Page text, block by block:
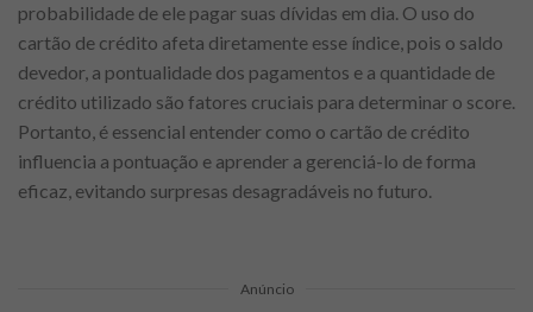
probabilidade de ele pagar suas dívidas em dia. O uso do
cartão de crédito afeta diretamente esse índice, pois o saldo
devedor, a pontualidade dos pagamentos e a quantidade de
crédito utilizado são fatores cruciais para determinar o score.
Portanto, é essencial entender como o cartão de crédito
influencia a pontuação e aprender a gerenciá-lo de forma
eficaz, evitando surpresas desagradáveis no futuro.
Anúncio